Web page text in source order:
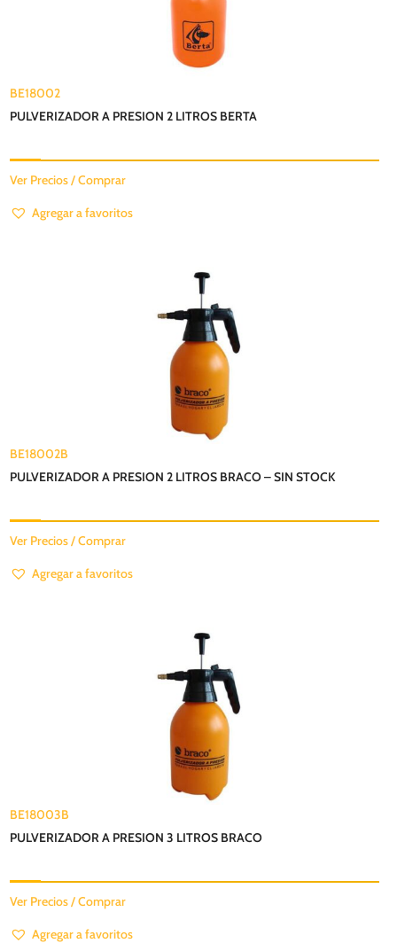
BE18002
PULVERIZADOR A PRESION 2 LITROS BERTA
Ver Precios / Comprar
Agregar a favoritos
BE18002B
PULVERIZADOR A PRESION 2 LITROS BRACO – SIN STOCK
Ver Precios / Comprar
Agregar a favoritos
BE18003B
PULVERIZADOR A PRESION 3 LITROS BRACO
Ver Precios / Comprar
Agregar a favoritos